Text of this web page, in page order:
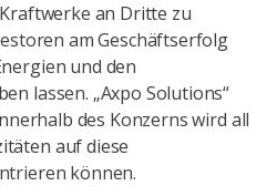
an Dritte zu
am Geschäftserfolg
und den
lassen. „Axpo Solutions“
des Konzerns wird all
auf diese
können.